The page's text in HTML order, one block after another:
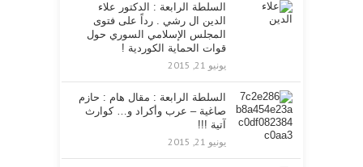
السلطة الرابعة : الدكتور علاء
الدين ال رشي . رداً على فتوى
المجلس الإسلامي السوري حول
قوات الحماية الكوردية !
يونيو 21, 2015
السلطة الرابعة : مقال هام : حازم
صاغية – عرب وأكراد و… كوارث
آتية !!!
يونيو 21, 2015